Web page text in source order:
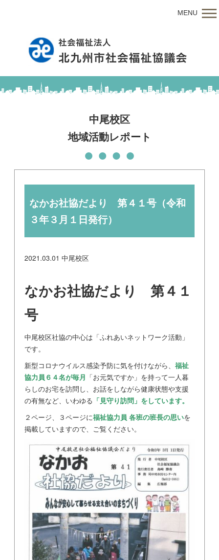
MENU
中尾校区
地域活動レポート
なかお社協だより 第４１号（令和
３年３月１日発行）
2021.03.01 中尾校区
なかお社協だより 第４１
号
中尾校区社協の中心は「ふれあいネットワーク活動」
です。
新型コロナウイルス感染予防に気を付けながら、 福祉
協力員６４名が毎月 「お元気ですか」を持って一人暮
らしのお宅を訪問し、お話をしながら健康状態や支援
の有無など、いわゆる 「見守り訪問」をしています。
２ページ、３ページに福祉協力員 各班の班長の思いを
掲載していますので、ご覧ください。